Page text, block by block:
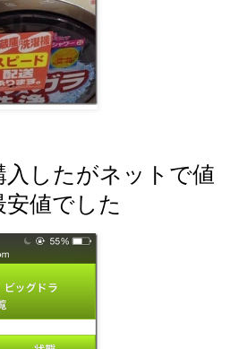
したがネットで値
値でした